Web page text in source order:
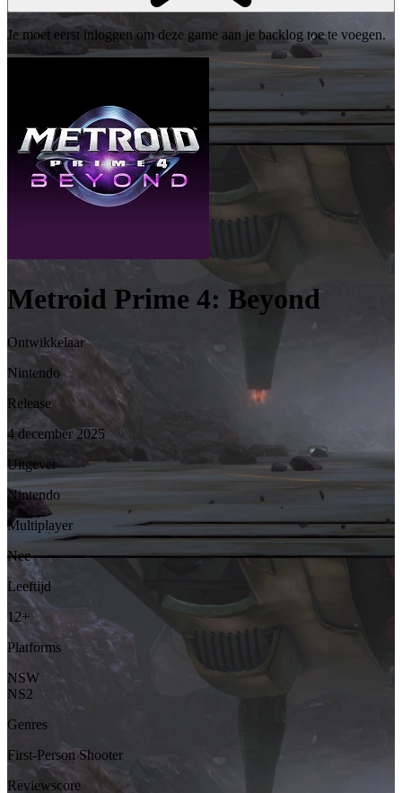
Je moet eerst inloggen om deze game aan je backlog toe te voegen.
Metroid Prime 4: Beyond
Ontwikkelaar
Nintendo
Release
4 december 2025
Uitgever
Nintendo
Multiplayer
Nee
Leeftijd
12+
Platforms
NSW
NS2
Genres
First-Person Shooter
Reviewscore